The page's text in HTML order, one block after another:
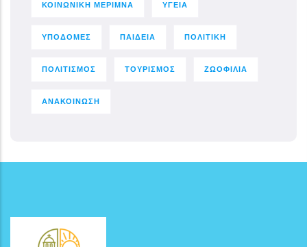
ΚΟΙΝΩΝΙΚΗ ΜΕΡΙΜΝΑ ΥΓΕΙΑ
ΥΠΟΔΟΜΕΣ ΠΑΙΔΕΙΑ ΠΟΛΙΤΙΚΗ
ΠΟΛΙΤΙΣΜΟΣ ΤΟΥΡΙΣΜΟΣ ΖΩΟΦΙΛΙΑ
ΑΝΑΚΟΙΝΩΣΗ